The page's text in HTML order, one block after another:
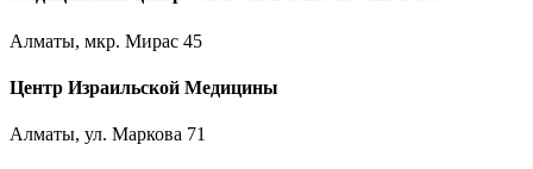
Алматы, мкр. Мирас 45
Центр Израильской Медицины
Алматы, ул. Маркова 71